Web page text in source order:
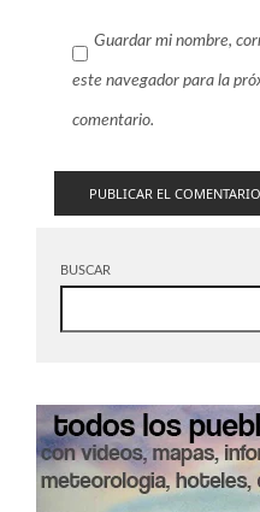
Guardar mi nombre,
este navegador para la
comentario.
BUSCAR